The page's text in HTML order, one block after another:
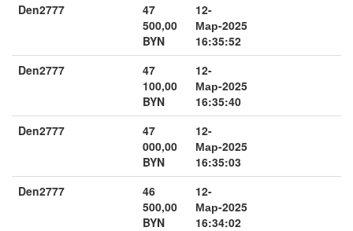
Den2777
47
500,00
BYN
12-
Мар-2025
16:35:52
Den2777
47
100,00
BYN
12-
Мар-2025
16:35:40
Den2777
47
000,00
BYN
12-
Мар-2025
16:35:03
Den2777
46
500,00
BYN
12-
Мар-2025
16:34:02